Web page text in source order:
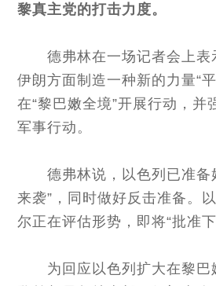
黎真主党的打击力度。
德弗林在一场记者会上表
伊朗方面制造一种新的力量“
在“黎巴嫩全境”开展行动，并
军事行动。
德弗林说，以色列已准备
来袭”，同时做好反击准备。
尔正在评估形势，即将“批准
为回应以色列扩大在黎巴